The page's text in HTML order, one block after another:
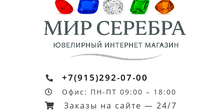
+7(915)292-07-00
Офис: ПН-ПТ 09:00 – 18:00
Заказы на сайте — 24/7